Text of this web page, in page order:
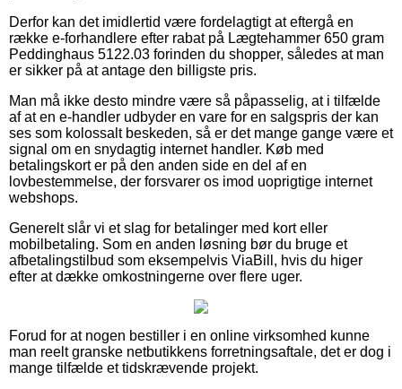
Derfor kan det imidlertid være fordelagtigt at eftergå en
række e-forhandlere efter rabat på Lægtehammer 650 gram
Peddinghaus 5122.03 forinden du shopper, således at man
er sikker på at antage den billigste pris.
Man må ikke desto mindre være så påpasselig, at i tilfælde
af at en e-handler udbyder en vare for en salgspris der kan
ses som kolossalt beskeden, så er det mange gange være et
signal om en snydagtig internet handler. Køb med
betalingskort er på den anden side en del af en
lovbestemmelse, der forsvarer os imod uoprigtige internet
webshops.
Generelt slår vi et slag for betalinger med kort eller
mobilbetaling. Som en anden løsning bør du bruge et
afbetalingstilbud som eksempelvis ViaBill, hvis du higer
efter at dække omkostningerne over flere uger.
Forud for at nogen bestiller i en online virksomhed kunne
man reelt granske netbutikkens forretningsaftale, det er dog i
mange tilfælde et tidskrævende projekt.